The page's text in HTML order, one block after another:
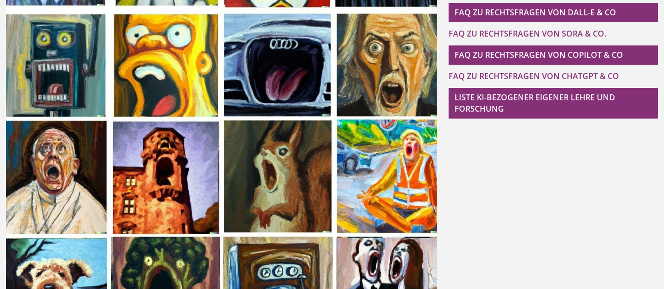
FAQ ZU RECHTSFRAGEN VON DALL-E & CO
FAQ ZU RECHTSFRAGEN VON SORA & CO.
FAQ ZU RECHTSFRAGEN VON COPILOT & CO
FAQ ZU RECHTSFRAGEN VON CHATGPT & CO
LISTE KI-BEZOGENER EIGENER LEHRE UND
FORSCHUNG